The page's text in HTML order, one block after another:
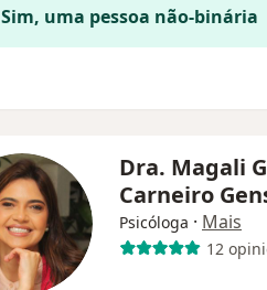
Sim, uma pessoa não-binária
Dra. Magali
Carneiro
Psicóloga · Mais
12